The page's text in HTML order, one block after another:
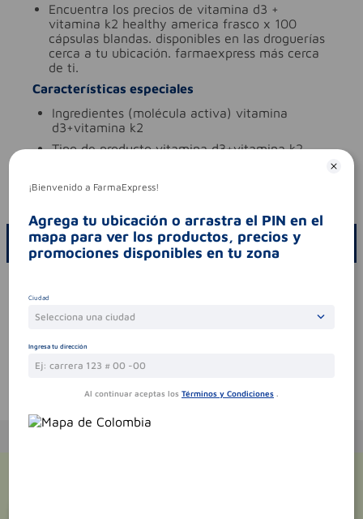
encuentra los precios de vitamina d3 +
vitamina k2 healthy america frasco x 100
cápsulas blandas. disponibles en las droguerías
cerca a tu ubicación. farmaexpress más cerca
de ti.
Características especiales
ingredientes (molécula activa) vitamina
d3+vitamina k2
tipo de producto vitamina d3+vitamina k2
codigo invima
ESCRIBE UN COMENTARIO
Sin comentarios.
Te puede interesar
¡Bienvenido a FarmaExpress!
Agrega tu ubicación o arrastra el PIN en el
mapa para ver los productos, precios y
promociones disponibles en tu zona
Ciudad
Selecciona una ciudad
Ingresa tu dirección
Al continuar aceptas los Términos y Condiciones .